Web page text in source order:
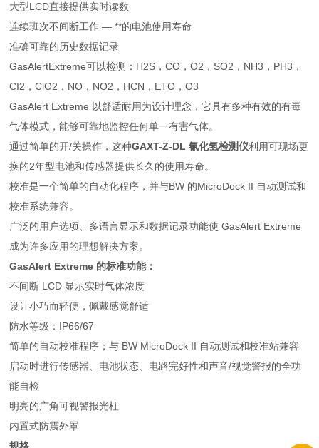
大型LCD直接提供实时读数
连续班次不间断工作 — **的电池使用寿命
准确可靠的历史数据记录
GasAlertExtreme可以检测：H2S，CO，O2，SO2，NH3，PH3，
CI2，ClO2，NO，NO2，HCN，ETO，O3
GasAlert Extreme 以舒适耐用为设计理念，它具有多种有效的有毒
气体模式，能够可靠地监控任何单一有害气体。
通过简单的开/关操作，这种GAXT-Z-DL 氰化氢检测仪利用可现场更
换的2年型电池和传感器提供长久的使用寿命。
校准是一个简单的自动化程序，并与BW 的MicroDock II 自动测试和
校准系统兼容。
广泛的用户选项、多语言显示和数据记录功能使 GasAlert Extreme
成为许多应用的理想解决方案。
GasAlert Extreme 的标准功能：
不间断 LCD 显示实时气体浓度
设计小巧而轻便，佩戴感觉舒适
防水等级：IP66/67
简单的自动校准程序；与 BW MicroDock II 自动测试和校准站兼容
启动时进行传感器、电池状态、电路完好性和声音/视觉警报的全功
能自检
明亮的广角可视警报光柱
内置式防震外罩